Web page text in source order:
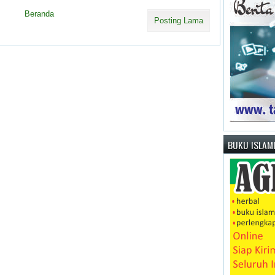
Posting Lama
Beranda
BUKU ISLAMI